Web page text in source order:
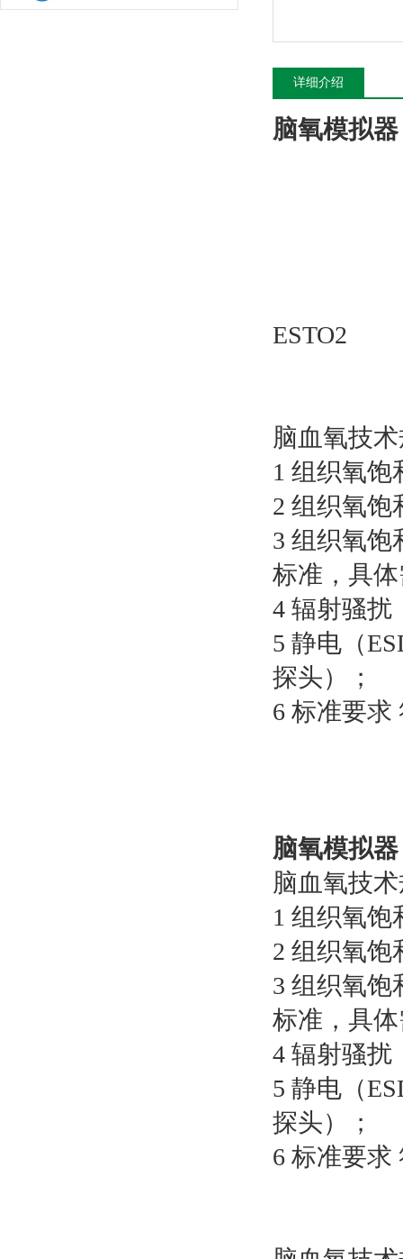
详细介绍
脑氧模拟器
ESTO2
脑血氧技
1 组织氧饱
2 组织氧饱
3 组织氧饱
标准，具
4 辐射骚扰
5 静电（
探头）；
6 标准要求
脑氧模拟器
脑血氧技
1 组织氧饱
2 组织氧饱
3 组织氧饱
标准，具
4 辐射骚扰
5 静电（
探头）；
6 标准要求